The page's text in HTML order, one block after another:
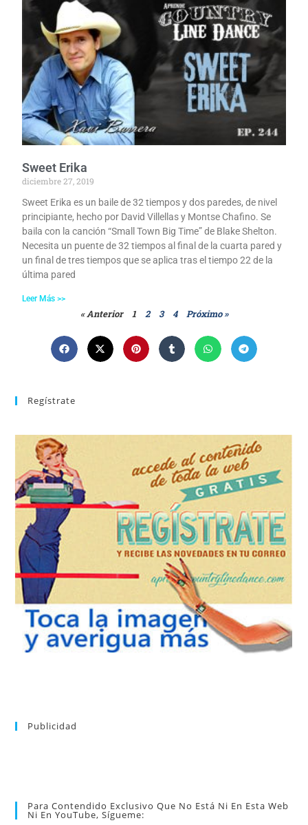
Sweet Erika
diciembre 27, 2019
Sweet Erika es un baile de 32 tiempos y dos paredes, de nivel
principiante, hecho por David Villellas y Montse Chafino. Se
baila con la canción “Small Town Big Time” de Blake Shelton.
Necesita un puente de 32 tiempos al final de la cuarta pared y
un final de tres tiempos que se aplica tras el tiempo 22 de la
última pared
Leer Más >>
« Anterior 1 2 3 4 Próximo »
Regístrate
Tras registrarte tendrás acceso completo a la web. Puedes
consultar el directorio alfabético de vídeos tutoriales y
aprender la coreografía que más te apetezca. Recibirás en tu
correo la newsletter con las novedades tanto en el blog, como
de nuevos bailes. En cualquier momento puedes dar de baja
tu suscripción a la newsletter sin dejar de estar registrado.
REGÍSTRATE
Publicidad
Para Contendido Exclusivo Que No Está Ni En Esta Web
Ni En YouTube, Sígueme: